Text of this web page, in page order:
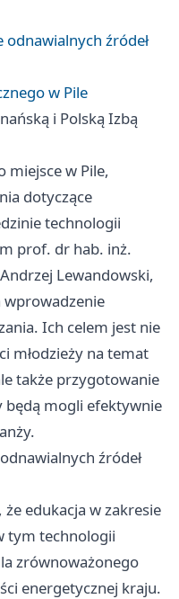
odnawialnych źródeł
w Pile
i Polską Izbą
miejsce w Pile,
dotyczące
technologii
prof. dr hab. inż.
Lewandowski,
wprowadzenie
Ich celem jest nie
młodzieży na temat
także przygotowanie
będą mogli efektywnie
źródeł
edukacja w zakresie
tym technologii
zrównoważonego
energetycznej kraju.